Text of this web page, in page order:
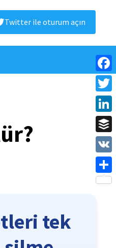
Twitter ile oturum açın
tek
VK